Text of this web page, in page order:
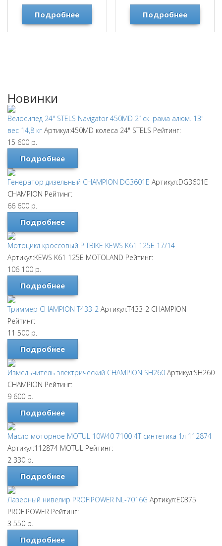
Подробнее
Подробнее
Новинки
Велосипед 24" STELS Navigator 450MD 21ск. рама алюм. 13"
вес 14,8 кг Артикул:450MD колеса 24" STELS Рейтинг:
15 600 р.
Подробнее
Генератор дизельный CHAMPION DG3601E Артикул:DG3601E
CHAMPION Рейтинг:
66 600 р.
Подробнее
Мотоцикл кроссовый PITBIKE KEWS K61 125E 17/14
Артикул:KEWS K61 125E MOTOLAND Рейтинг:
106 100 р.
Подробнее
Триммер CHAMPION T433-2 Артикул:T433-2 CHAMPION
Рейтинг:
11 500 р.
Подробнее
Измельчитель электрический CHAMPION SH260 Артикул:SH260
CHAMPION Рейтинг:
9 600 р.
Подробнее
Масло моторное MOTUL 10W40 7100 4T синтетика 1л 112874
Артикул:112874 MOTUL Рейтинг:
2 330 р.
Подробнее
Лазерный нивелир PROFIPOWER NL-7016G Артикул:E0375
PROFIPOWER Рейтинг:
3 550 р.
Подробнее